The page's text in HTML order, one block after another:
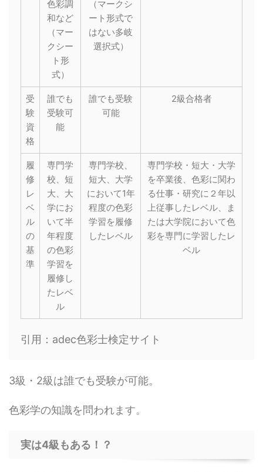
色彩調
和など
（マー
クシー
ト形
式）
（マークシ
ート形式で
はない多岐
選択式）
受
験
資
格
誰でも
受験可
能
誰でも受験
可能
2級合格者
履
修
レ
ベ
ル
の
基
準
専門学
校、短
大、大
学にお
いて半
年程度
の色彩
学習を
履修し
たレベ
ル
専門学校、
短大、大学
において1年
程度の色彩
学習を履修
したレベル
専門学校・短大・大学
を卒業後、色彩に関わ
る仕事・研究に２年以
上従事したレベル、ま
たは大学院において色
彩を専門に学習したレ
ベル
引用：adec色彩士検定サイト
3級・2級は誰でも受験が可能。
色彩学の知識を問われます。
実は4級もある！？